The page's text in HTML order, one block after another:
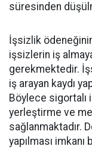
süresinden
İşsizlik
işsizlerin iş
gerekmektedir.
iş arayan kaydı
Böylece sigortalı
yerleştirme ve
sağlanmaktadır.
yapılması imkanı